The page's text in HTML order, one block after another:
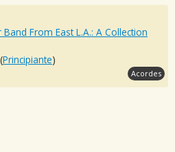
Band From East L.A.: A Collection
(Principiante)
Acordes